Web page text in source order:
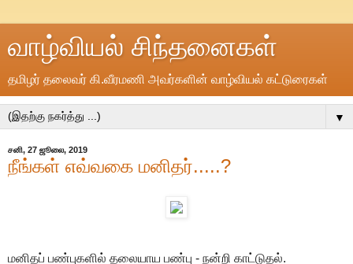
வாழ்வியல் சிந்தனைகள்
தமிழர் தலைவர் கி.வீரமணி அவர்களின் வாழ்வியல் கட்டுரைகள்
▼
சனி, 27 ஜூலை, 2019
நீங்கள் எவ்வகை மனிதர்.....?
மனிதப் பண்புகளில் தலையாய பண்பு - நன்றி காட்டுதல்.